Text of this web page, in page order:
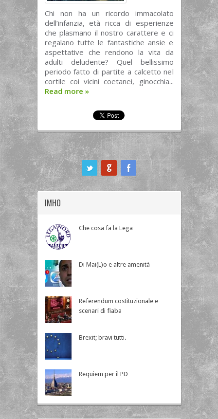
Chi non ha un ricordo immacolato
dell’infanzia, età ricca di esperienze
che plasmano il nostro carattere e ci
regalano tutte le fantastiche ansie e
aspettative che rendono la vita da
adulti deludente? Quel bellissimo
periodo fatto di partite a calcetto nel
cortile coi vicini coetanei, ginocchia...
Read more »
IMHO
Che cosa fa la Lega
Di Mai(L)o e altre amenità
Referendum costituzionale e
scenari di fiaba
Brexit; bravi tutti.
Requiem per il PD